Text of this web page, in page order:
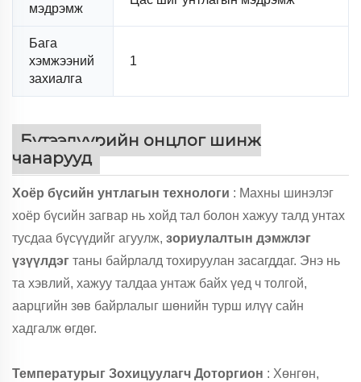
мэдрэмж
Бага
хэмжээний
захиалга
1
Бүтээдүүрийн онцлог шинж
чанарууд
Хоёр бүсийн унтлагын технологи : Махны шинэлэг
хоёр бүсийн загвар нь хойд тал болон хажуу талд унтах
тусдаа бүсүүдийг агуулж, зориулалтын дэмжлэг
үзүүлдэг таны байрлалд тохируулан засагддаг. Энэ нь
та хэвлий, хажуу талдаа унтаж байх үед ч толгой,
аарцгийн зөв байрлалыг шөнийн турш илүү сайн
хадгалж өгдөг.
Температурыг Зохицуулагч Доторгион : Хөнгөн,